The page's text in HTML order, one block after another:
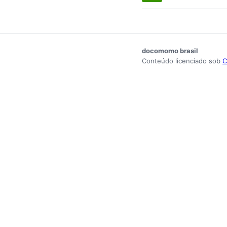
docomomo brasil
Conteúdo licenciado sob